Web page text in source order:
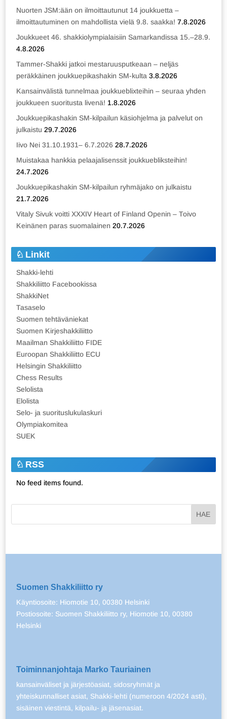
Nuorten JSM:ään on ilmoittautunut 14 joukkuetta –
ilmoittautuminen on mahdollista vielä 9.8. saakka! 7.8.2026
Joukkueet 46. shakkiolympialaisiin Samarkandissa 15.–28.9.
4.8.2026
Tammer-Shakki jatkoi mestaruusputkeaan – neljäs
peräkkäinen joukkuepikashakin SM-kulta 3.8.2026
Kansainvälistä tunnelmaa joukkueblixteihin – seuraa yhden
joukkueen suoritusta livenä! 1.8.2026
Joukkuepikashakin SM-kilpailun käsiohjelma ja palvelut on
julkaistu 29.7.2026
Iivo Nei 31.10.1931– 6.7.2026 28.7.2026
Muistakaa hankkia pelaajalisenssit joukkuebliksteihin!
24.7.2026
Joukkuepikashakin SM-kilpailun ryhmäjako on julkaistu
21.7.2026
Vitaly Sivuk voitti XXXIV Heart of Finland Openin – Toivo
Keinänen paras suomalainen 20.7.2026
Linkit
Shakki-lehti
Shakkiliitto Facebookissa
ShakkiNet
Tasaselo
Suomen tehtäväniekat
Suomen Kirjeshakkiliitto
Maailman Shakkiliitto FIDE
Euroopan Shakkiliitto ECU
Helsingin Shakkiliitto
Chess Results
Selolista
Elolista
Selo- ja suorituslukulaskuri
Olympiakomitea
SUEK
RSS
No feed items found.
Suomen Shakkiliitto ry
Käyntiosoite: Hiomotie 10, 00380 Helsinki
Postiosoite: Suomen Shakkiliitto ry, Hiomotie 10, 00380
Helsinki
Toiminnanjohtaja Marko Tauriainen
kansainväliset ja järjestöasiat, sidosryhmät ja
yhteiskunnalliset asiat, Shakki-lehti (numeroon 4/2024 asti),
sisäinen viestintä, kilpailu- ja jäsenasiat.